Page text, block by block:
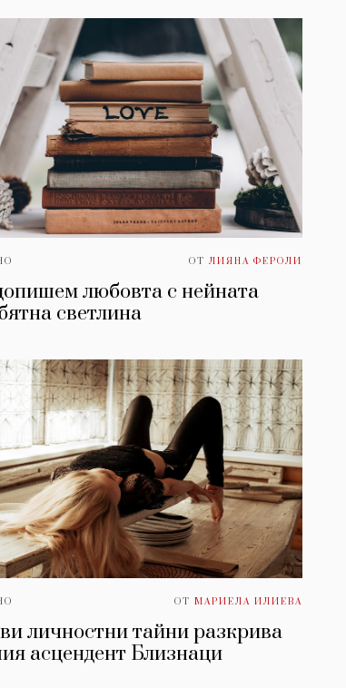
ОТ ЛИЯНА ФЕРОЛИ
любовта с нейната
светлина
ОТ МАРИЕЛА ИЛИЕВА
личностни тайни разкрива
асцендент Близнаци